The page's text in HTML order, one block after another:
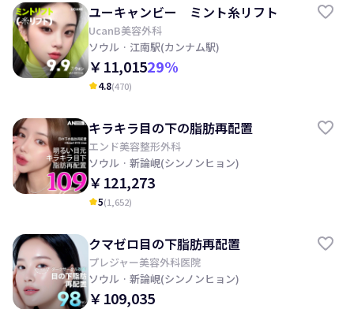
ユーキャンビー ミント糸リフト
UcanB美容外科
ソウル · 江南駅(カンナム駅)
￥11,01529%
kid_star4.8(470)
キラキラ目の下の脂肪再配置
エンド美容整形外科
ソウル · 新論峴(シンノンヒョン)
￥121,273
kid_star5(1,652)
クマゼロ目の下脂肪再配置
プレジャー美容外科医院
ソウル · 新論峴(シンノンヒョン)
￥109,035